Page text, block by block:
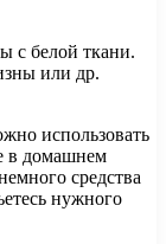
с белой ткани.
или др.
использовать
в домашнем
средства
нужного